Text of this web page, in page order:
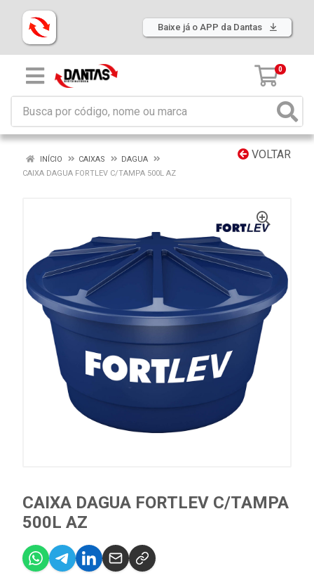
Baixe já o APP da Dantas
0
VOLTAR
INÍCIO CAIXAS
DAGUA
CAIXA DAGUA FORTLEV C/TAMPA 500L AZ
CAIXA DAGUA FORTLEV C/TAMPA
500L AZ